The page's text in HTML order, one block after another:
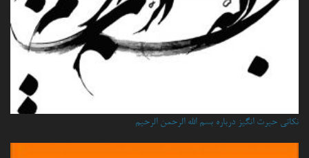
نكاتي حيرت انگيز درباره بسم الله الرحمن الرحيم